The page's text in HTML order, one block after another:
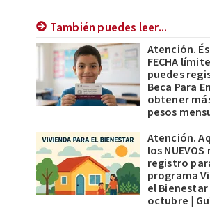
También puedes leer...
Atención.
FECHA
puedes
Beca Para
obtener
pesos
Atención.
los
registro
programa
el
octubre |